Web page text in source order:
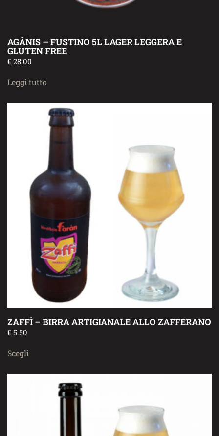
AGÂNIS – FUSTINO 5L LAGER LEGGERA E
GLUTEN FREE
€ 28.00
Leggi tutto
ZAFFÌ – BIRRA ARTIGIANALE ALLO ZAFFERANO
€ 5.50
Scegli